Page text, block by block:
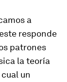
a
responde
patrones
la teoría
un